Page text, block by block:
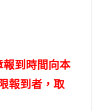
報到時間向本
報到者，取